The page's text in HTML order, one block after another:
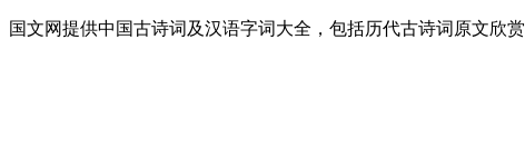
国文网提供中国古诗词及汉语字词大全，包括历代古诗词原文欣